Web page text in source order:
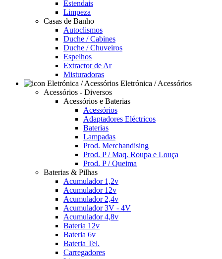
Estendais
Limpeza
Casas de Banho
Autoclismos
Duche / Cabines
Duche / Chuveiros
Espelhos
Extractor de Ar
Misturadoras
Eletrónica / Acessórios
Acessórios - Diversos
Acessórios e Baterias
Acessórios
Adaptadores Eléctricos
Baterias
Lampadas
Prod. Merchandising
Prod. P / Maq. Roupa e Louça
Prod. P / Queima
Baterias & Pilhas
Acumulador 1,2v
Acumulador 12v
Acumulador 2,4v
Acumulador 3V - 4V
Acumulador 4,8v
Bateria 12v
Bateria 6v
Bateria Tel.
Carregadores